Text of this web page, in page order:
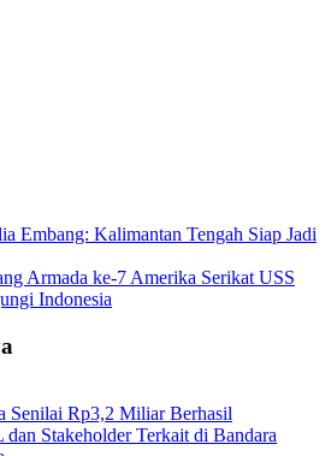
Embang: Kalimantan Tengah Siap Jadi
Armada ke-7 Amerika Serikat USS
Indonesia
Senilai Rp3,2 Miliar Berhasil
Stakeholder Terkait di Bandara